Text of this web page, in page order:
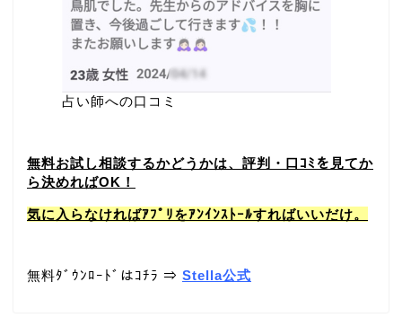
占い師への口コミ
無料お試し相談するかどうかは、評判・口ｺﾐを見てか
ら決めればOK！
気に入らなければｱﾌﾟﾘをｱﾝｲﾝｽﾄｰﾙすればいいだけ。
無料ﾀﾞｳﾝﾛｰﾄﾞはｺﾁﾗ ⇒ Stella公式